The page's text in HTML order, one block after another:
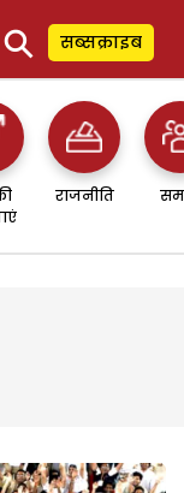
⚲ सब्सक्राइब
राजनीति